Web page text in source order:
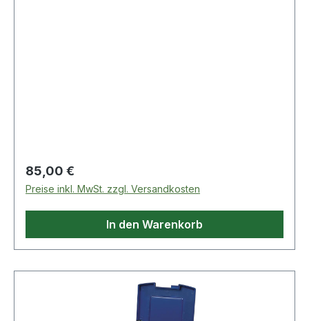
Regulärer Preis:
85,00 €
Preise inkl. MwSt. zzgl. Versandkosten
In den Warenkorb